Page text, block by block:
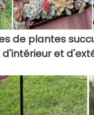
de plantes
d'intérieur et